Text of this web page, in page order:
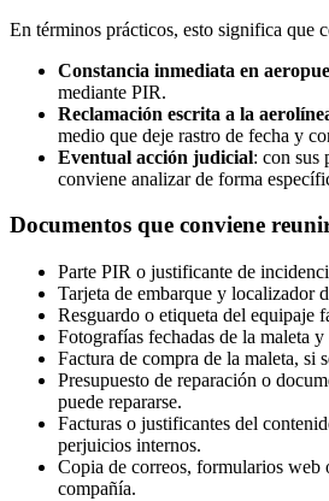
En términos prácticos, esto significa que
Constancia inmediata en
mediante PIR.
Reclamación escrita a la
medio que deje rastro de fecha y
Eventual acción judicial: con sus
conviene analizar de forma
Documentos que conviene
Parte PIR o justificante de
Tarjeta de embarque y localizador
Resguardo o etiqueta del equipaje
Fotografías fechadas de la maleta y
Factura de compra de la maleta, si
Presupuesto de reparación o
puede repararse.
Facturas o justificantes del
perjuicios internos.
Copia de correos, formularios web
compañía.